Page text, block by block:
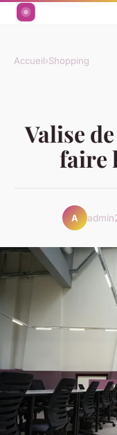
Accueil›Shopping
Valise
faire
A admin